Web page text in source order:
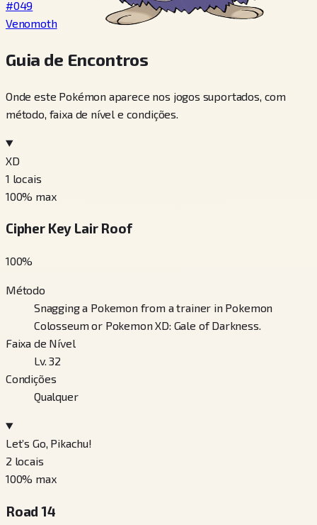
#049
Venomoth
Guia de Encontros
Onde este Pokémon aparece nos jogos suportados, com
método, faixa de nível e condições.
XD
1 locais
100% max
Cipher Key Lair Roof
100%
Método
Snagging a Pokemon from a trainer in Pokemon
Colosseum or Pokemon XD: Gale of Darkness.
Faixa de Nível
Lv. 32
Condições
Qualquer
Let’s Go, Pikachu!
2 locais
100% max
Road 14